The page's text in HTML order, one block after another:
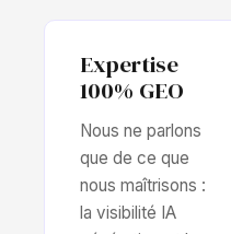
Expertise
100% GEO
Nous ne parlons
que de ce que
nous maîtrisons :
la visibilité IA